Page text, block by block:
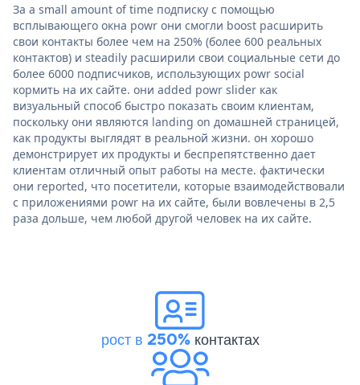
За a small amount of time подписку с помощью
всплывающего окна powr они смогли boost расширить
свои контакты более чем на 250% (более 600 реальных
контактов) и steadily расширили свои социальные сети до
более 6000 подписчиков, использующих powr social
кормить на их сайте. они added powr slider как
визуальный способ быстро показать своим клиентам,
поскольку они являются landing on домашней страницей,
как продукты выглядят в реальной жизни. он хорошо
демонстрирует их продукты и беспрепятственно дает
клиентам отличный опыт работы на месте. фактически
они reported, что посетители, которые взаимодействовали
с приложениями powr на их сайте, были вовлечены в 2,5
раза дольше, чем любой другой человек на их сайте.
рост в 250%контактах